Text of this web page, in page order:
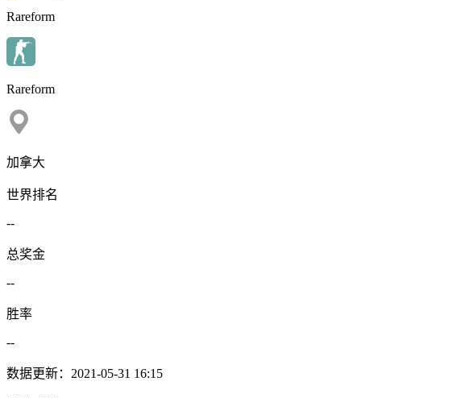
Rareform
Rareform
加拿大
世界排名
--
总奖金
--
胜率
--
数据更新：2021-05-31 16:15